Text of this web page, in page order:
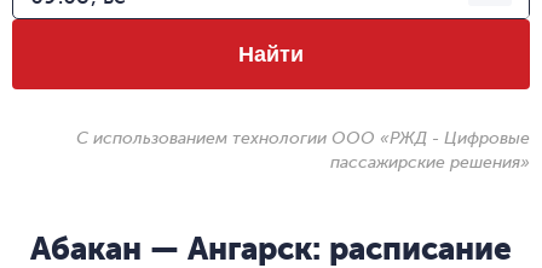
Найти
С использованием технологии ООО «РЖД - Цифровые
пассажирские решения»
Абакан — Ангарск: расписание